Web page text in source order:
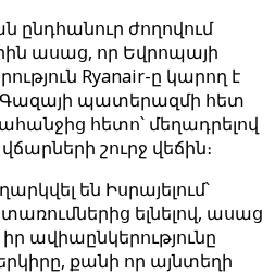
ընդհանուր ժողովում
ասաց, որ Եվրոպայի
Ryanair-ը կարող է
Գազայի պատերազմի հետ
հետո՝ մեղադրելով
շուրջ վեճին։
են Իսրայելում՝
ելնելով, ասաց
իր ավիաընկերությունը
քանի որ այնտեղի